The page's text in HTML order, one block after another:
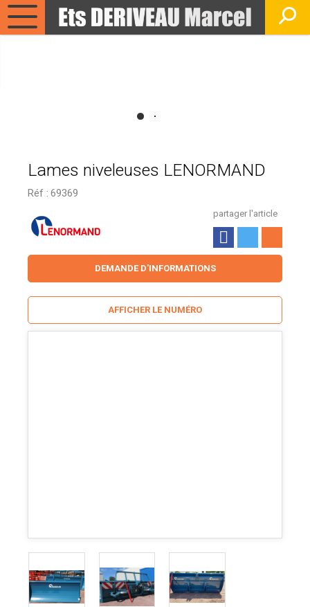
Lames niveleuses LENORMAND
Réf : 69369
partager l'article
DEMANDE D'INFORMATIONS
AFFICHER LE NUMÉRO